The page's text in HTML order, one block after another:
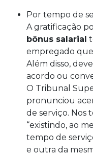
Por tempo de
A gratificação
bônus salarial
empregado
Além disso,
acordo ou
O Tribunal
pronunciou
de serviço. Nos
“existindo, ao
tempo de
e outra da